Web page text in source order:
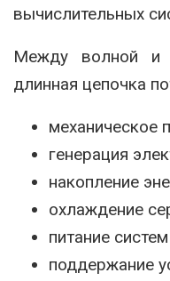
вычислительных
Между волной и
длинная цепочка
механическое
генерация
накопление
охлаждение
питание
поддержание